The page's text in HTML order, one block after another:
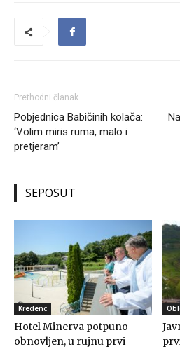
Prethodni članak
Pobjednica Babičinih kolača:
‘Volim miris ruma, malo i
pretjeram’
SEPOSUT
Kredenc
Hotel Minerva potpuno
obnovljen, u rujnu prvi